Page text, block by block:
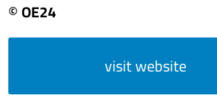
© OE24
visit website